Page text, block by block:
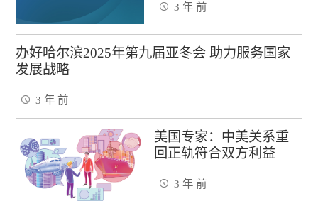
3 年 前
办好哈尔滨2025年第九届亚冬会 助力服务国家
发展战略
3 年 前
美国专家：中美关系重
回正轨符合双方利益
3 年 前